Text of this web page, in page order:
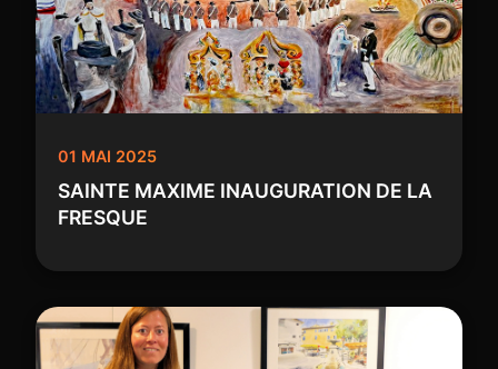
01 MAI 2025
SAINTE MAXIME INAUGURATION DE LA
FRESQUE